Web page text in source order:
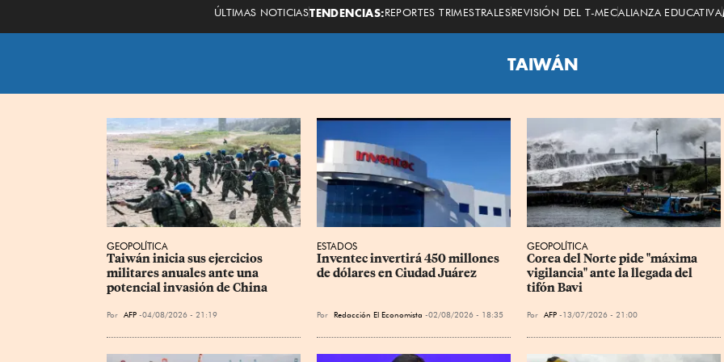
ÚLTIMAS NOTICIASTENDENCIAS:REPORTES TRIMESTRALESREVISIÓN DEL T-MECALIANZA EDUCATIVA
TAIWÁN
GEOPOLÍTICA
Taiwán inicia sus ejercicios
militares anuales ante una
potencial invasión de China
Por AFP 04/08/2026 - 21:19
ESTADOS
Inventec invertirá 450 millones
de dólares en Ciudad Juárez
Por Redacción El Economista 02/08/2026 - 18:35
GEOPOLÍTICA
Corea del Norte pide "máxima
vigilancia" ante la llegada del
tifón Bavi
Por AFP 13/07/2026 - 21:00